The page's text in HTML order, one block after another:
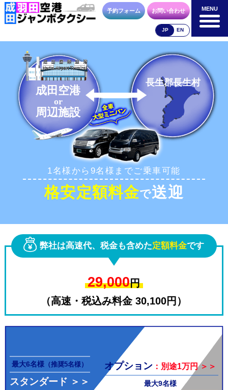
MENU
成田空港
料金表
空港送迎以外
料金表
車種・荷物 お支払方法 合流方法
お問合せ 予約フォーム
その他料
予約フォーム お問い合わせ
JP EN
MENU
成田空港
or
周辺施設
長生郡長生村
1名様から9名様までご乗車可能
格安定額料金で送迎
弊社は高速代、税金も含めた定額料金です
29,000円
（高速・税込み料金 30,100円）
スタンダード ＞＞
最大6名様 （推奨5名様） オプション ：別途1万円 ＞＞
最大9名様